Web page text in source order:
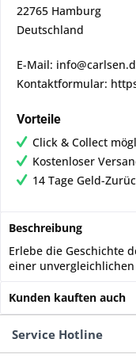
22765 Hamburg
Deutschland
E-Mail:
Kontaktformular:
Vorteile
Click & Collect
Kostenloser
14 Tage Geld-
Beschreibung
Erlebe die Geschichte
einer unvergleichlichen
Kunden kauften auch
Service Hotline